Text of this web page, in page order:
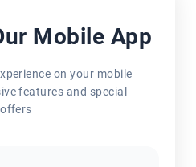
Mobile App
on your mobile
features and special
offers